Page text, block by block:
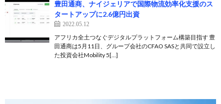
豊田通商、ナイジェリアで国際物流効率化支援のス
タートアップに2.6億円出資
2022.05.12
アフリカ全土つなぐデジタルプラットフォーム構築目指す 豊
田通商は5月11日、グループ会社のCFAO SASと共同で設立し
た投資会社Mobility 5[…]